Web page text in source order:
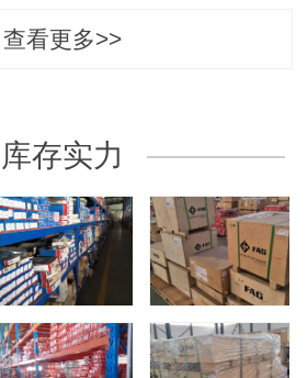
查看更多>>
库存实力